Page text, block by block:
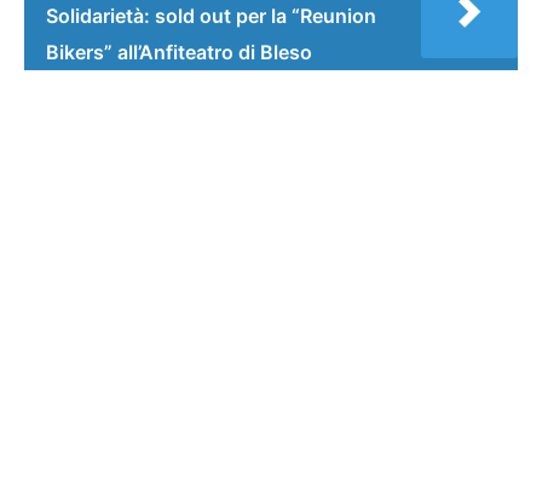
Solidarietà: sold out per la “Reunion
Bikers” all’Anfiteatro di Bleso